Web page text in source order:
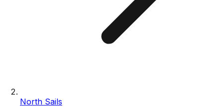
North Sails